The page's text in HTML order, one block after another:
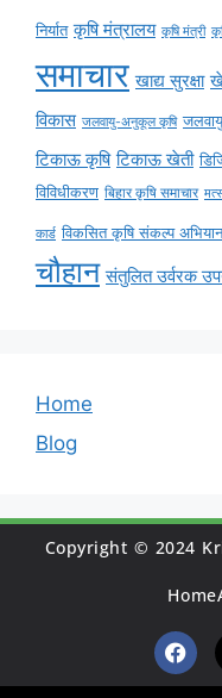
निर्यात कृषि मंत्रालय कृषि मंत्री
समाचार खाद्य सुरक्षा
विकास जलवायु-अनुकूल कृषि जलवायु
टिकाऊ कृषि टिकाऊ खेती
विविधीकरण बिहार कृषि समाचार
कार्ड विकसित कृषि संकल्प
चौहान संतुलित उर्वरक
Home
Blog
Copyright © 2024
Home